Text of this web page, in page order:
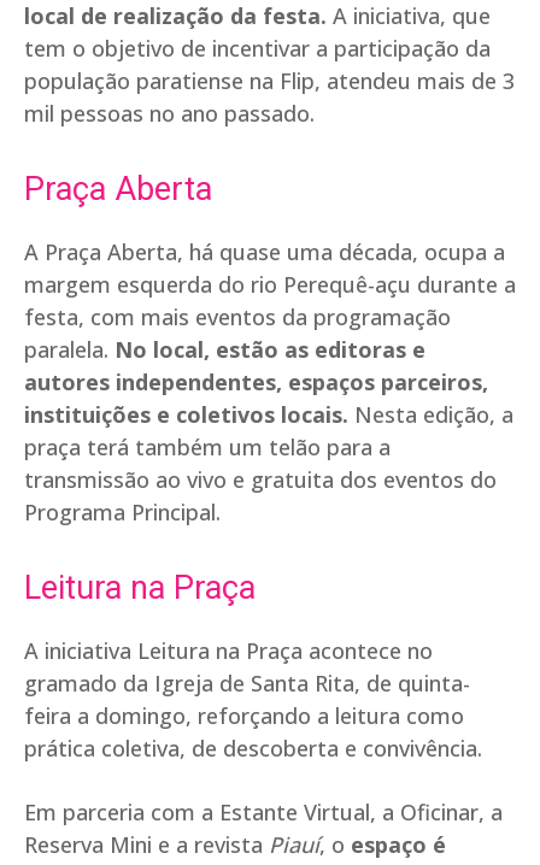
local de realização da festa. A iniciativa, que
tem o objetivo de incentivar a participação da
população paratiense na Flip, atendeu mais de 3
mil pessoas no ano passado.
Praça Aberta
A Praça Aberta, há quase uma década, ocupa a
margem esquerda do rio Perequê-açu durante a
festa, com mais eventos da programação
paralela. No local, estão as editoras e
autores independentes, espaços parceiros,
instituições e coletivos locais. Nesta edição, a
praça terá também um telão para a
transmissão ao vivo e gratuita dos eventos do
Programa Principal.
Leitura na Praça
A iniciativa Leitura na Praça acontece no
gramado da Igreja de Santa Rita, de quinta-
feira a domingo, reforçando a leitura como
prática coletiva, de descoberta e convivência.
Em parceria com a Estante Virtual, a Oficinar, a
Reserva Mini e a revista Piauí, o espaço é